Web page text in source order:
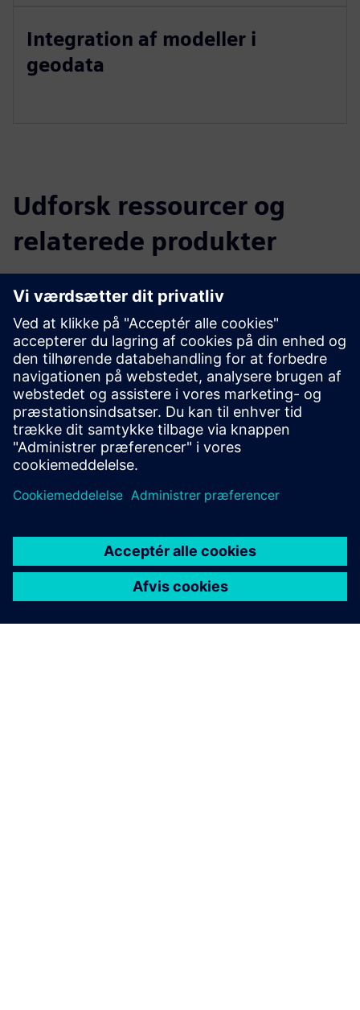
Integration af modeller i
geodata
Udforsk ressourcer og
relaterede produkter
Yderligere oplysninger og
ressourcer
Flere oplysninger
Forudsætninger
CAD eller BIM data til rådighed